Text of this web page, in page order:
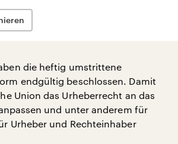
die heftig umstrittene
endgültig beschlossen. Damit
Union das Urheberrecht an das
und unter anderem für
Urheber und Rechteinhaber